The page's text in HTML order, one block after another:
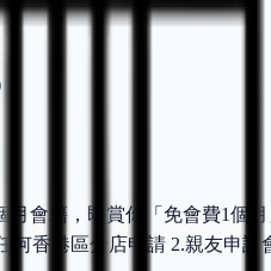
會籍，即賞你「免會費1個
香港區分店申請 2.親友申